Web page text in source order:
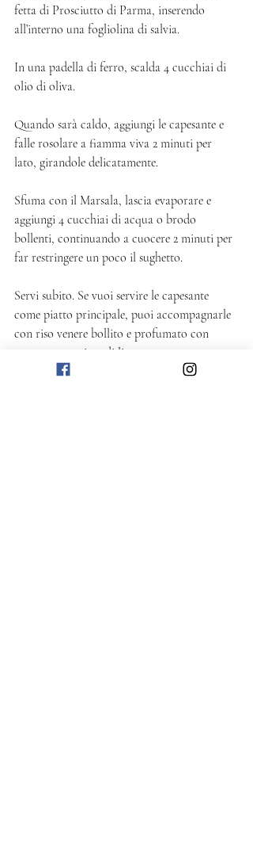
fetta di Prosciutto di Parma, inserendo
all’interno una fogliolina di salvia.
In una padella di ferro, scalda 4 cucchiai di
olio di oliva.
Quando sarà caldo, aggiungi le capesante e
falle rosolare a fiamma viva 2 minuti per
lato, girandole delicatamente.
Sfuma con il Marsala, lascia evaporare e
aggiungi 4 cucchiai di acqua o brodo
bollenti, continuando a cuocere 2 minuti per
far restringere un poco il sughetto.
Servi subito. Se vuoi servire le capesante
come piatto principale, puoi accompagnarle
con riso venere bollito e profumato con
scorza grattugiata di limone.